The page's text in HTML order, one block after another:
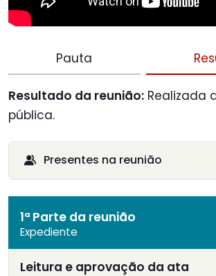
Pauta
Resultado da reunião: Realizada
pública.
Presentes na reunião
1ª Parte da reunião
Expediente
Leitura e aprovação da ata